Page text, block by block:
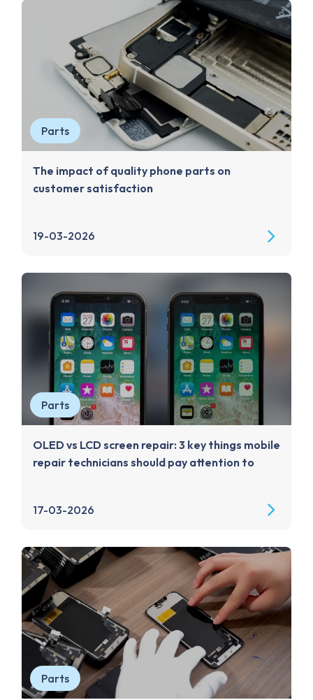
Parts
The impact of quality phone parts on
customer satisfaction
19-03-2026
Parts
OLED vs LCD screen repair: 3 key things mobile
repair technicians should pay attention to
17-03-2026
Parts